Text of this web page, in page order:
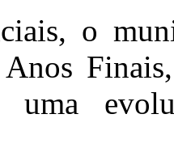
o
Anos
uma